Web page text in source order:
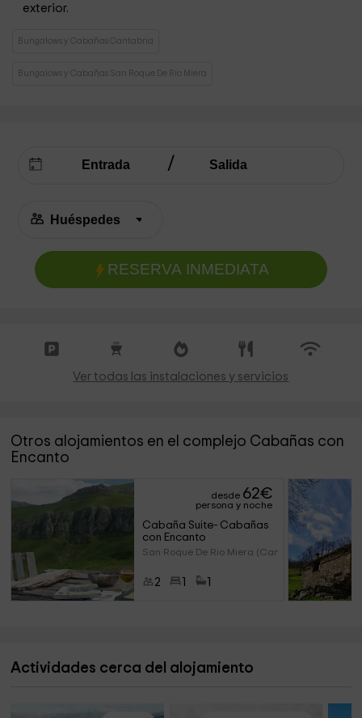
exterior.
Bungalows y Cabañas Cantabria
Bungalows y Cabañas San Roque De Rio Miera
RESERVA INMEDIATA
Ver todas las instalaciones y servicios
Otros alojamientos en el complejo Cabañas con
Encanto
desde 62€
persona y noche
Cabaña Suite- Cabañas
con Encanto
San Roque De Rio Miera (Cantab
2
Actividades cerca del alojamiento